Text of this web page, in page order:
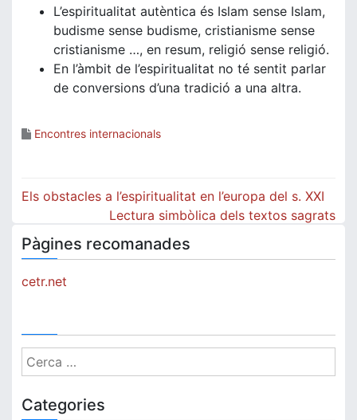
L’espiritualitat autèntica és Islam sense Islam,
budisme sense budisme, cristianisme sense
cristianisme …, en resum, religió sense religió.
En l’àmbit de l’espiritualitat no té sentit parlar
de conversions d’una tradició a una altra.
Encontres internacionals
Navegació
d'entrades
Els obstacles a l’espiritualitat en l’europa del s. XXI
Lectura simbòlica dels textos sagrats
Pàgines recomanades
cetr.net
Cerca:
Categories